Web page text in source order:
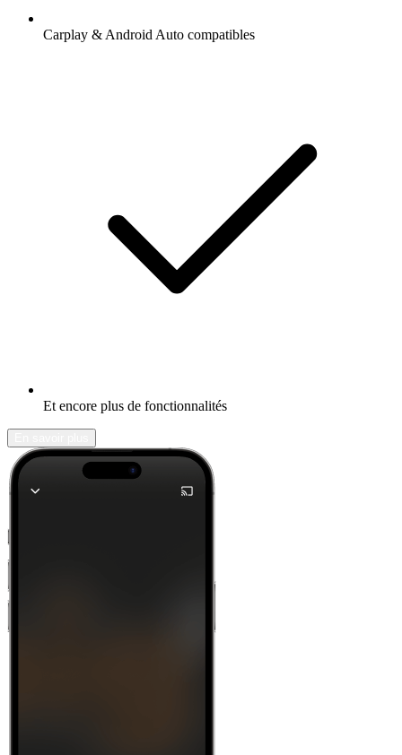
Carplay & Android Auto compatibles
Et encore plus de fonctionnalités